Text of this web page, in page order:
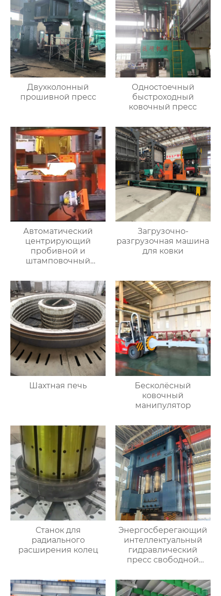
Двухколонный
прошивной пресс
Одностоечный
быстроходный
ковочный пресс
Автоматический
центрирующий
пробивной и
штамповочный
пресс
Загрузочно-
разгрузочная машина
для ковки
Шахтная печь
Бесколёсный
ковочный
манипулятор
Станок для
радиального
расширения колец
Энергосберегающий
интеллектуальный
гидравлический
пресс свободной